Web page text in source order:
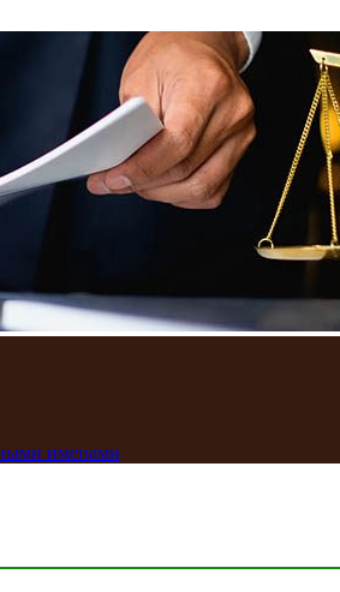
именами